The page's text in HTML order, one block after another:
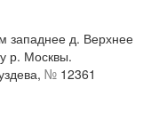
западнее д. Верхнее
р. Москвы.
№ 12361